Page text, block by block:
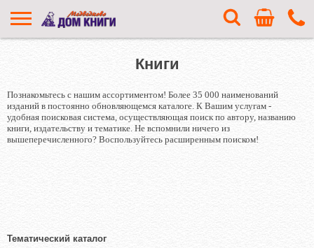
Книги
Познакомьтесь с нашим ассортиментом! Более 35 000 наименований
изданий в постоянно обновляющемся каталоге. К Вашим услугам -
удобная поисковая система, осуществляющая поиск по автору, названию
книги, издательству и тематике. Не вспомнили ничего из
вышеперечисленного? Воспользуйтесь расширенным поиском!
Тематический каталог